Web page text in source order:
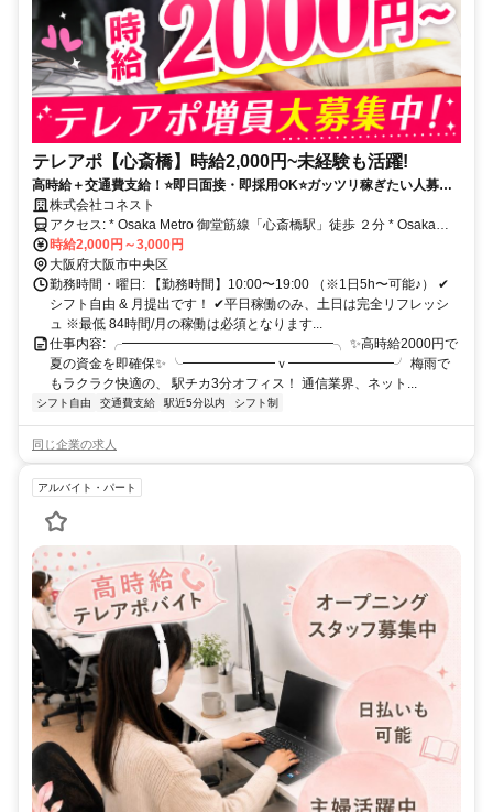
テレアポ【心斎橋】時給2,000円~未経験も活躍!
高時給＋交通費支給！⭐️即日面接・即採用OK⭐️ガッツリ稼ぎたい人募
集！株式会社コネスト
アクセス: * Osaka Metro 御堂筋線「心斎橋駅」徒歩 ２分 * Osaka
Metro 堺筋線「長堀橋駅」徒歩 ４分
時給2,000円～3,000円
大阪府大阪市中央区
勤務時間・曜日: 【勤務時間】10:00〜19:00 （※1日5h〜可能♪） ✔︎
シフト自由 & 月提出です！ ✔︎平日稼働のみ、土日は完全リフレッシ
ュ ※最低 84時間/月の稼働は必須となります...
仕事内容: ╭━━━━━━━━━━━━━━━━╮ ✨高時給2000円で
夏の資金を即確保✨ ╰━━━━━━━ｖ━━━━━━━━╯ 梅雨で
もラクラク快適の、 駅チカ3分オフィス！ 通信業界、ネット...
シフト自由 交通費支給 駅近5分以内 シフト制
同じ企業の求人
アルバイト・パート